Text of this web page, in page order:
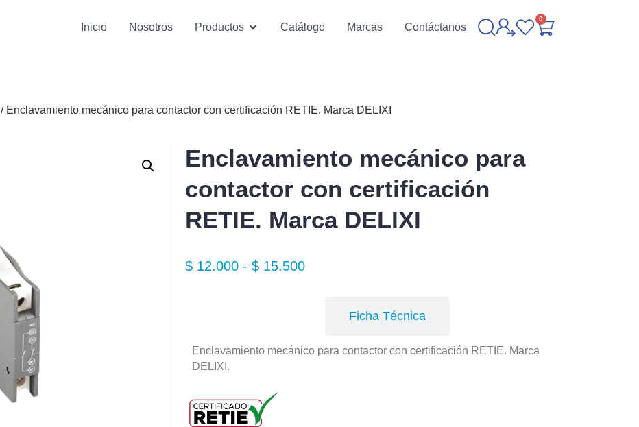
Inicio Nosotros Productos Catálogo Marcas Contáctanos
0
/ Enclavamiento mecánico para contactor con certificación RETIE. Marca DELIXI
Enclavamiento mecánico para
contactor con certificación
RETIE. Marca DELIXI
$ 12.000 - $ 15.500
Ficha Técnica
Enclavamiento mecánico para contactor con certificación RETIE. Marca
DELIXI.